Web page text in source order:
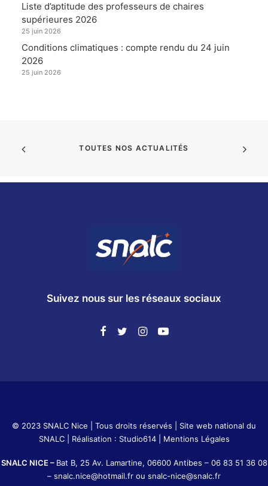
Liste d’aptitude des professeurs de chaires
supérieures 2026
25 juin 2026
Conditions climatiques : compte rendu du 24 juin
2026
25 juin 2026
TOUTES NOS ACTUALITÉS
Suivez nous sur les réseaux sociaux
© 2023 SNALC Nice | Tous droits réservés | Site web national du
SNALC| Réalisation : Studio614| Mentions Légales
SNALC NICE – Bat B, 25 Av. Lamartine, 06600 Antibes – 06 83 51 36 08
– snalc.nice@hotmail.fr ou snalc-nice@snalc.fr